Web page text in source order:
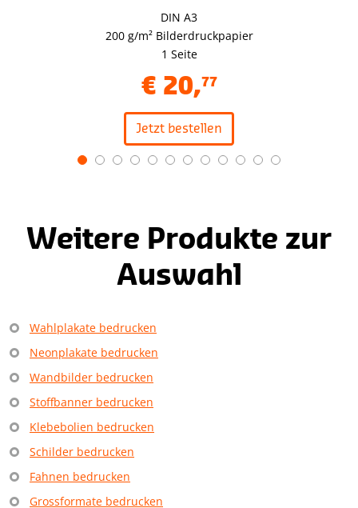
DIN A3
200 g/m² Bilderdruckpapier
1 Seite
€ 20,77
Jetzt bestellen
Weitere Produkte zur
Auswahl
Wahlplakate bedrucken
Neonplakate bedrucken
Wandbilder bedrucken
Stoffbanner bedrucken
Klebebolien bedrucken
Schilder bedrucken
Fahnen bedrucken
Grossformate bedrucken